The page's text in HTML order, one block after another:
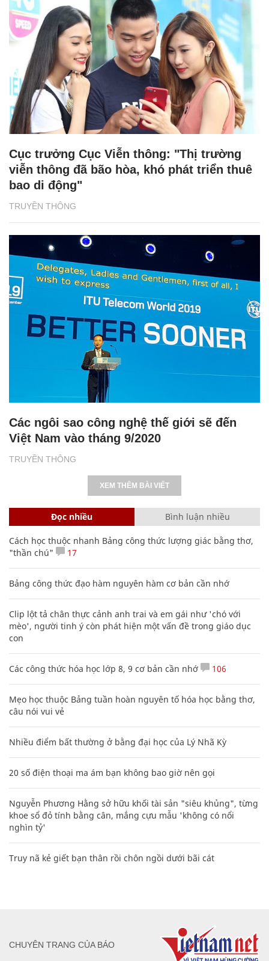
TRUYỀN THÔNG
Cục trưởng Cục Viễn thông: "Thị trường
viễn thông đã bão hòa, khó phát triển thuê
bao di động"
TRUYỀN THÔNG
Các ngôi sao công nghệ thế giới sẽ đến
Việt Nam vào tháng 9/2020
XEM THÊM BÀI VIẾT
Đọc nhiều Bình luận nhiều
Cách học thuộc nhanh Bảng công thức lượng giác bằng thơ,
"thần chú"
17
Bảng công thức đạo hàm nguyên hàm cơ bản cần nhớ
Clip lột tả chân thực cảnh anh trai và em gái như 'chó với
mèo', người tinh ý còn phát hiện một vấn đề trong giáo dục
con
Các công thức hóa học lớp 8, 9 cơ bản cần nhớ 106
Mẹo học thuộc Bảng tuần hoàn nguyên tố hóa học bằng thơ,
câu nói vui vẻ
Nhiều điểm bất thường ở bằng đại học của Lý Nhã Kỳ
20 số điện thoại ma ám bạn không bao giờ nên gọi
Nguyễn Phương Hằng sở hữu khối tài sản "siêu khủng", từng
khoe sổ đỏ tính bằng cân, mắng cựu mẫu 'không có nổi
nghìn tỷ'
Truy nã kẻ giết bạn thân rồi chôn ngồi dưới bãi cát
CHUYÊN TRANG CỦA BÁO